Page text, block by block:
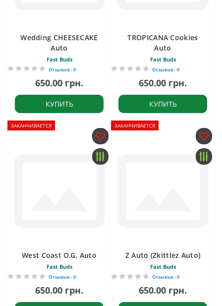
Wedding CHEESECAKE
Auto
Fast Buds
Отзывов - 0
650.00 грн.
КУПИТЬ
TROPICANA Cookies
Auto
Fast Buds
Отзывов - 0
650.00 грн.
КУПИТЬ
ЗАКАНЧИВАЕТСЯ
West Coast O.G. Auto
Fast Buds
Отзывов - 0
650.00 грн.
ЗАКАНЧИВАЕТСЯ
Z Auto (Zkittlez Auto)
Fast Buds
Отзывов - 0
650.00 грн.